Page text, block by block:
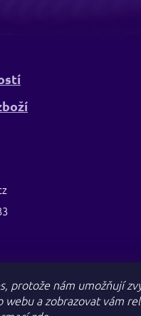
protože nám umožňují
webu a zobrazovat vám